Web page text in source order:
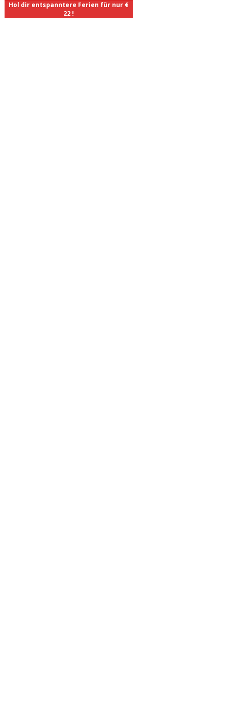
Hol dir entspanntere Ferien für nur €
22 !